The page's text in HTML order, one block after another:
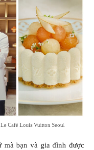
Café Louis Vuitton Seoul
mà bạn và gia đình được